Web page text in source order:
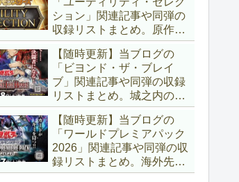
する儀式テーマ「セネト」
に加え、「レイズ・ムー
ン」や「異解△」も登
場！！【遊戯王OCG】
ション」関連記事や同弾の
収録リストまとめ。原作の
名シーンや懐かしの人気モ
ンスターをイメージした新
規カードが多数登場！！ま
た、「ドミナス」などの豪
華再録にも注目ですね～。
【遊戯王OCG】
【随時更新】当ブログの
「ビヨンド・ザ・ブレイ
ブ」関連記事や同弾の収録
リストまとめ。城之内のカ
ードたちが『時の黒魔術
師』関連となってリメイ
ク！！さらに、「Ｄ－ＨＥ
ＲＯ」の『幽獄の時計塔』
も待望のリメイクです！！
【随時更新】当ブログの
「ワールドプレミアパック
2026」関連記事や同弾の収
録リストまとめ。海外先行
カードが例年より早く来